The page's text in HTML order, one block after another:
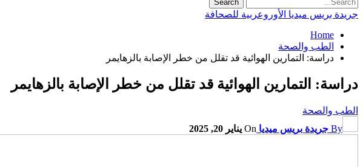
جريدة بريس ميديا الأوروعربية للصحافة
Home
الطب والصحة
دراسة: التمارين الهوائية قد تقلل من خطر الإصابة بالزهايمر
دراسة: التمارين الهوائية قد تقلل من خطر الإصابة بالزهايمر
الطب والصحة
By جريدة بريس ميديا On يناير 20, 2025